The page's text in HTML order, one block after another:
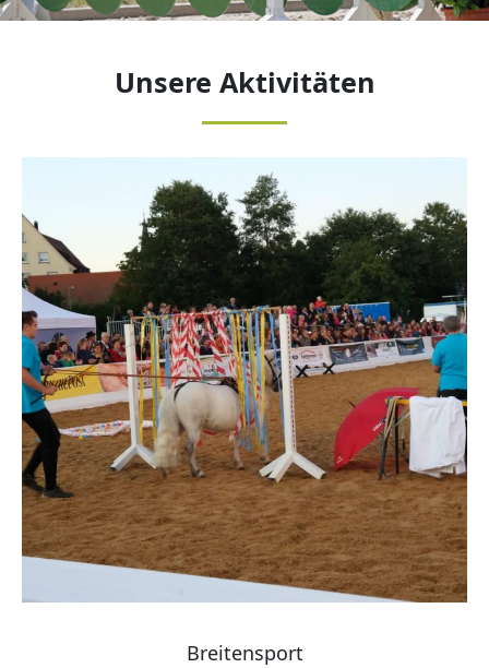
Unsere Aktivitäten
Breitensport